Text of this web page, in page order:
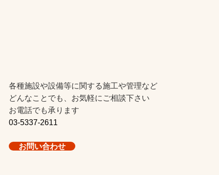
各種施設や設備等に関する施工や管理など
どんなことでも、お気軽にご相談下さい
お電話でも承ります
03-5337-2611
お問い合わせ